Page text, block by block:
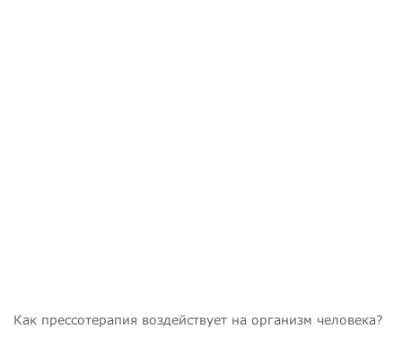
Как прессотерапия воздействует на организм человека?